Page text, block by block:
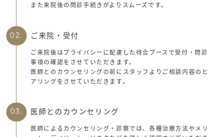
また来院後の問診手続きがよりスムーズです。
02. ご来院・受付
ご来院後はプライバシーに配慮した待合ブースで受付・問診
事項の確認をさせていただきます。
医師とのカウンセリングの前にスタッフよりご相談内容のヒ
アリングをさせていただきます。
03. 医師とのカウンセリング
医師によるカウンセリング・診察では、各種治療方法やメリ